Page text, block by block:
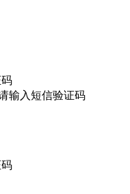
输入短信验证码